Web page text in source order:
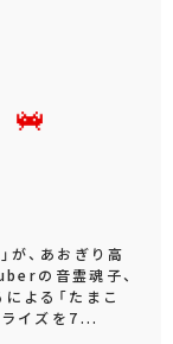
が、あおぎり高
の音霊魂子、
よる「たまこ
ライズを7...